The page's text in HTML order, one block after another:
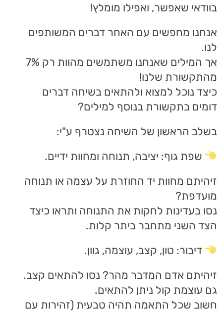
בוודאי שאפשר, ואפילו מומלץ!
אנחנו מחפשים עם האחר דברים המשותפים
לנו.
אך המילים שאנחנו משתמשים מהוות רק 7%
מהתקשורת שלנו!
כיצד נוכל למצוא ולהתאים בשיחה דברים
דומים בתקשורת בנוסף למילים?
בשלב הראשון של השיחה נצטרף ע"י:
שפת גוף: יציבה, תנוחה ומחוות ידיים.
זיהיתם מחוות יד החוזרת על עצמה או תנוחה
מועדפת?
נסו בעדינות לחקות את התנוחה ותראו כיצד
הצד השני מתחבר ביתר קלות.
דיבור: טון, קצב, עוצמה, גוון.
זיהיתם אדם המדבר מהר? נסו להתאים קצב.
גם עוצמת קול ניתן להתאים.
חשוב שכל התאמה תהיה טבעית (זהירות עם